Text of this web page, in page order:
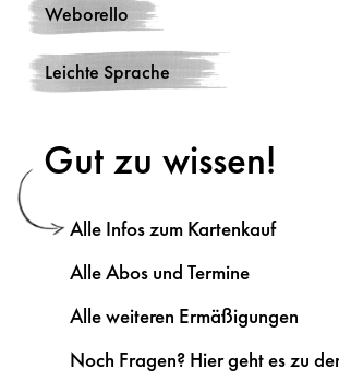
Weborello
Leichte Sprache
Gut zu wissen!
Alle Infos zum Kartenkauf
Alle Abos und Termine
Alle weiteren Ermäßigungen
Noch Fragen? Hier geht es zu